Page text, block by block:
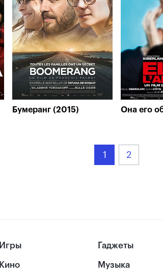
Бумеранг (2015) Она его
1 2
Игры
Кино
Гаджеты
Музыка